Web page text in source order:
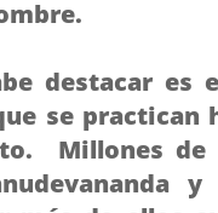
destacar es
se
Millones de